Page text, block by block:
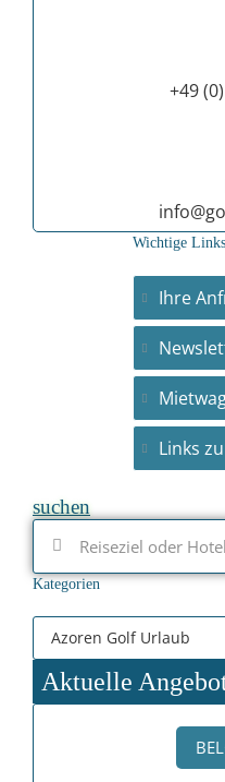
+49
Wichtige Links
Ihre
Links
suchen
Kategorien
Aktuelle